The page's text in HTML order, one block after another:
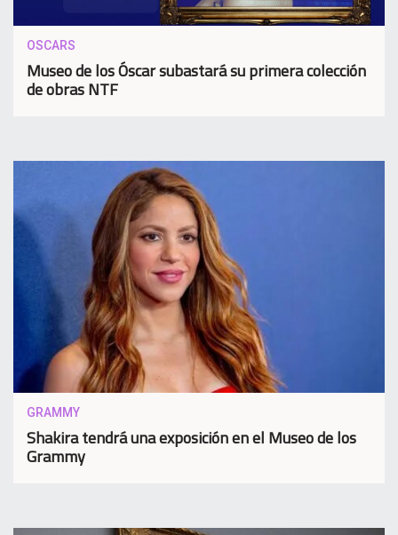
OSCARS
Museo de los Óscar subastará su primera colección
de obras NTF
GRAMMY
Shakira tendrá una exposición en el Museo de los
Grammy